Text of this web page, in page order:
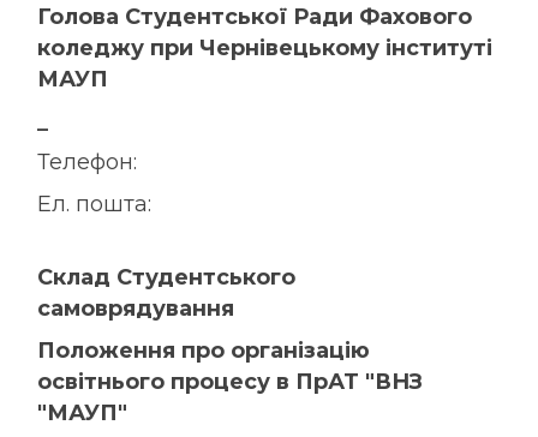
Голова Студентської Ради Фахового
коледжу при Чернівецькому інституті
МАУП
Телефон:
Ел. пошта:
Склад Студентського
самоврядування
Положення про організацію
освітнього процесу в ПрАТ "ВНЗ
"МАУП"